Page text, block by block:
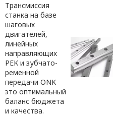
Трансмиссия
станка на базе
шаговых
двигателей,
линейных
направляющих
PEK и зубчато-
ременной
передачи ONK
это оптимальный
баланс бюджета
и качества.